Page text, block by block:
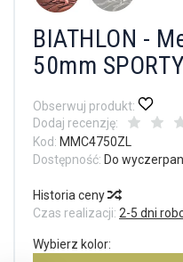
BIATHLON -
50mm
Obserwuj produkt:
Dodaj recenzję:
Kod: MMC4750ZL
Dostępność: Do
Historia ceny
Czas realizacji: 2-5 dni
Wybierz kolor: